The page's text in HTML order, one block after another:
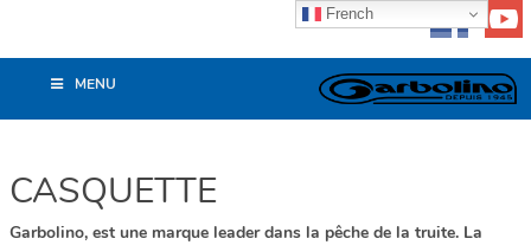
MENU
CASQUETTE
Garbolino, est une marque leader dans la pêche de la truite. La
French